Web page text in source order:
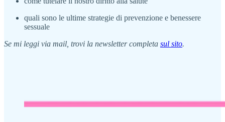
quali sono le ultime strategie di prevenzione e benessere
sessuale
Se mi leggi via mail, trovi la newsletter completa sul sito.